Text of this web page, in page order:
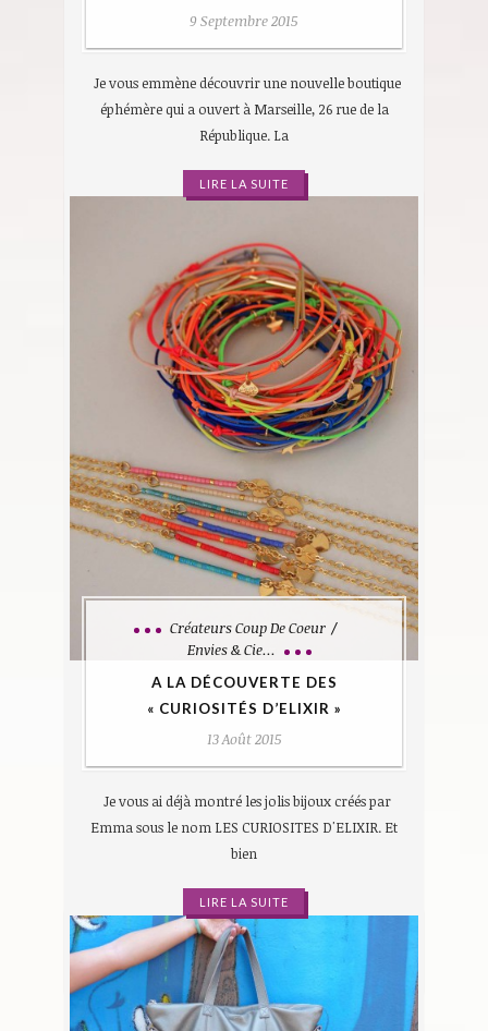
9 Septembre 2015
Je vous emmène découvrir une nouvelle boutique
éphémère qui a ouvert à Marseille, 26 rue de la
République. La
LIRE LA SUITE
Créateurs Coup De Coeur
Envies & Cie...
A LA DÉCOUVERTE DES
« CURIOSITÉS D’ELIXIR »
13 Août 2015
Je vous ai déjà montré les jolis bijoux créés par
Emma sous le nom LES CURIOSITES D'ELIXIR. Et
bien
LIRE LA SUITE